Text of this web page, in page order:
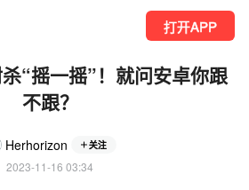
打开APP
“摇一摇”！就问安卓你跟
不跟？
Herhorizon 关注
2023-11-16 03:34